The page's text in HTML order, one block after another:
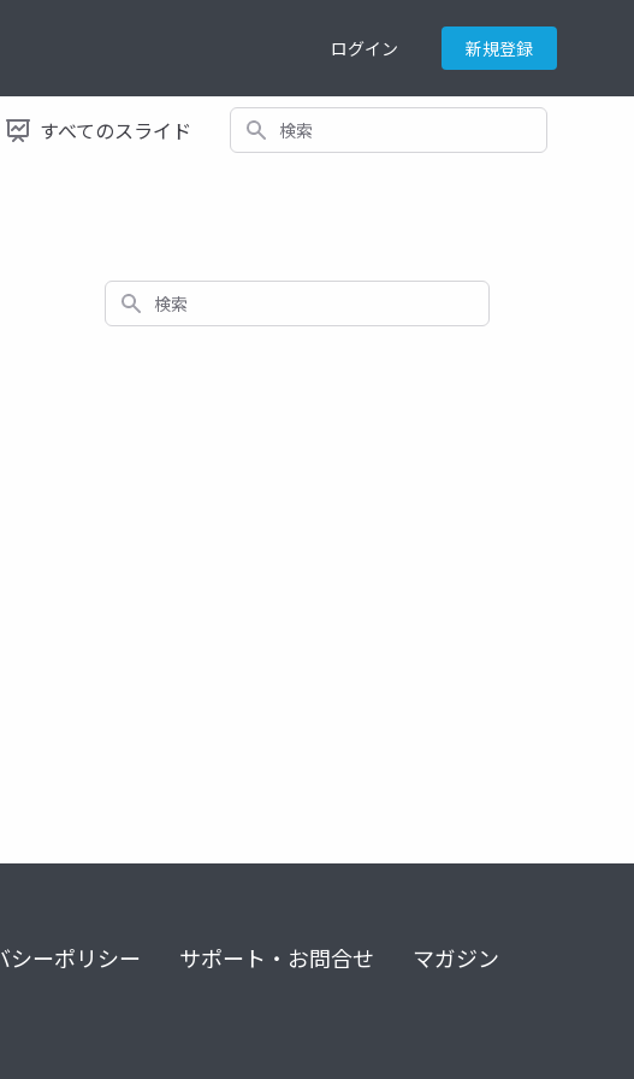
ログイン 新規登録
すべてのスライド 検索
検索
シーポリシー サポート・お問合せ マガジン